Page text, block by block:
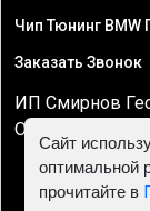
Чип Тюнинг BMW
Заказать Звонок
ИП Смирнов
ОГРНИП
Сайт
оптимальной
прочитайте в